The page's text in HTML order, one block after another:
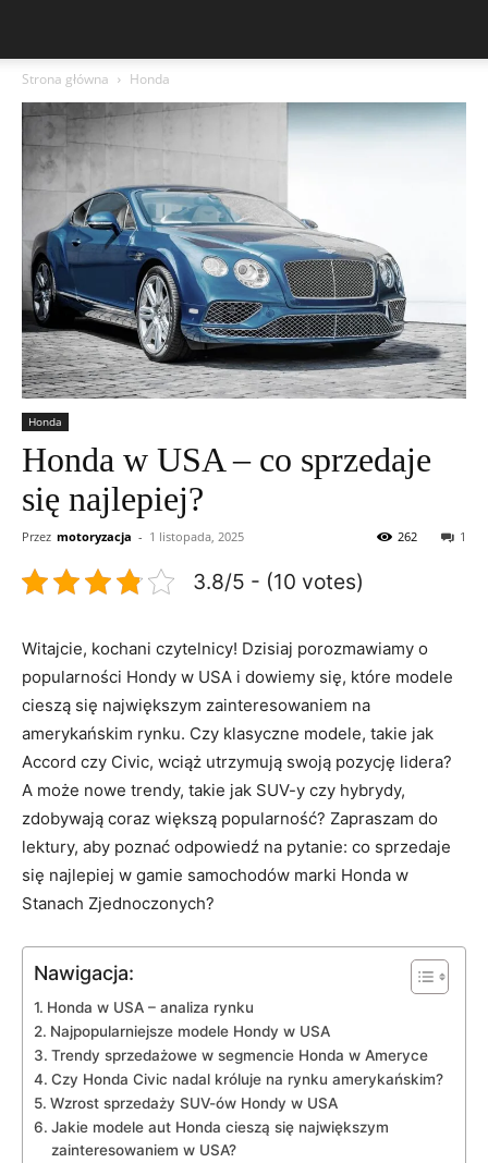
Strona główna Honda
Honda
Honda w USA – co sprzedaje
się najlepiej?
Przez motoryzacja - 1 listopada, 2025 1
262
3.8/5 - (10 votes)
Witajcie, kochani czytelnicy! Dzisiaj porozmawiamy ‌o
popularności Hondy w⁣ USA i dowiemy ‍się, które modele
cieszą się największym zainteresowaniem na
amerykańskim rynku. ⁢Czy klasyczne modele, takie jak
Accord czy Civic, wciąż utrzymują swoją pozycję lidera?
A może nowe trendy, takie jak SUV-y⁢ czy hybrydy,
zdobywają coraz większą popularność? Zapraszam do
lektury, aby poznać odpowiedź na pytanie: co ‌sprzedaje⁤
się najlepiej ⁣w gamie samochodów marki ⁣Honda w
Stanach Zjednoczonych?
Nawigacja:
Honda w USA – analiza rynku
Najpopularniejsze modele Hondy w USA
Trendy sprzedażowe w segmencie Honda w Ameryce
Czy Honda Civic nadal króluje na rynku amerykańskim?
Wzrost ​sprzedaży ⁣SUV-ów Hondy w USA
Jakie modele aut Honda cieszą się największym
zainteresowaniem w USA?